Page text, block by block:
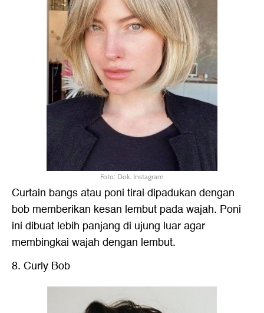
Foto: Dok. Instagram
Curtain bangs atau poni tirai dipadukan dengan
bob memberikan kesan lembut pada wajah. Poni
ini dibuat lebih panjang di ujung luar agar
membingkai wajah dengan lembut.
8. Curly Bob